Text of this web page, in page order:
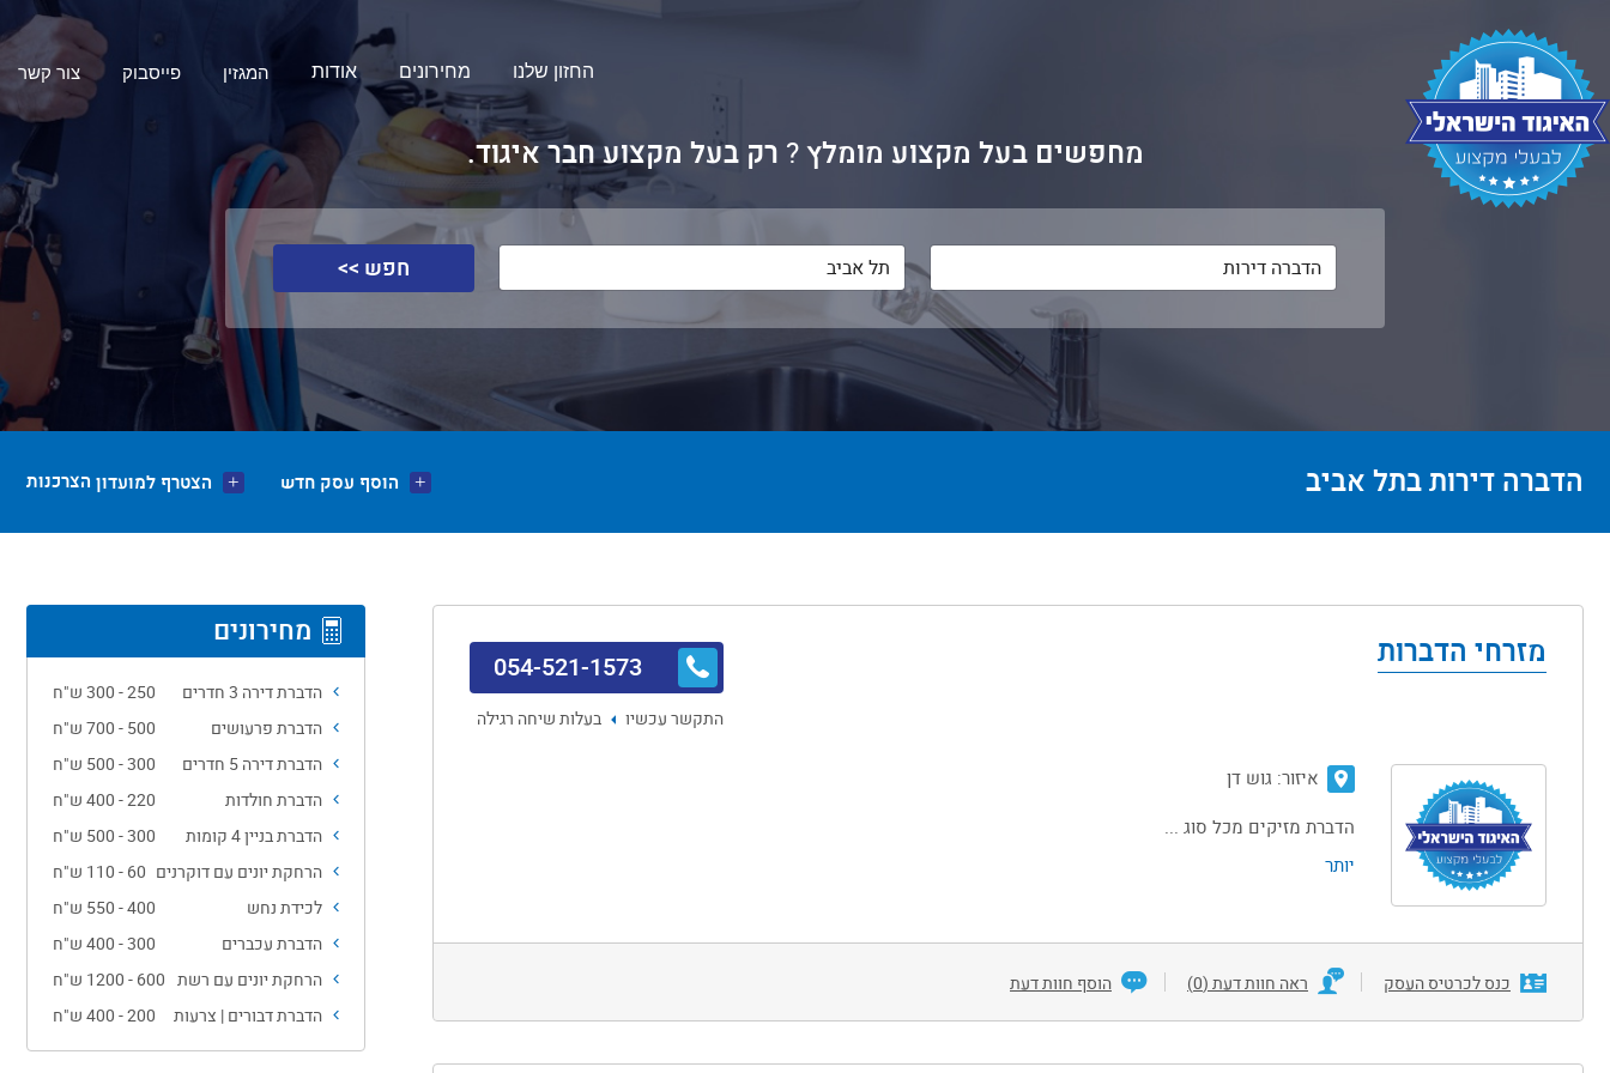
החזון שלנו מחירונים אודות המגזין פייסבוק צור קשר
מחפשים בעל מקצוע מומלץ? רק בעל מקצוע חבר איגוד.
חפש >>
הדברה דירות בתל אביב הוסף עסק חדש הצטרף למועדון הצרכנות
054-521-1573
התקשר עכשיו בעלות שיחה רגילה
מזרחי הדברות
איזור: גוש דן
הדברת מזיקים מכל סוג ...
יותר
כנס לכרטיס העסק ראה חוות דעת (0) הוסף חוות דעת
מחירונים
הדברת דירה 3 חדרים
250 - 300 ש"ח
הדברת פרעושים
500 - 700 ש"ח
הדברת דירה 5 חדרים
300 - 500 ש"ח
הדברת חולדות
220 - 400 ש"ח
הדברת בניין 4 קומות
300 - 500 ש"ח
הרחקת יונים עם דוקרנים 60 - 110 ש"ח
לכידת נחש
400 - 550 ש"ח
הדברת עכברים
300 - 400 ש"ח
הרחקת יונים עם רשת 600 - 1200 ש"ח
הדברת דבורים | צרעות
200 - 400 ש"ח